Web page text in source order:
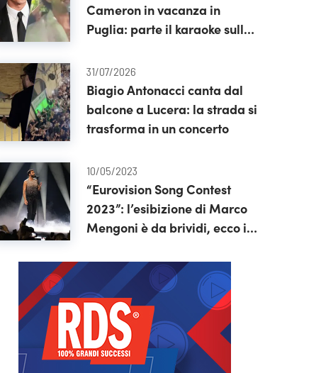
Cameron in vacanza in
Puglia: parte il karaoke sulle
31/07/2026
Biagio Antonacci canta dal
balcone a Lucera: la strada si
trasforma in un concerto
10/05/2023
“Eurovision Song Contest
2023”: l’esibizione di Marco
Mengoni è da brividi, ecco il